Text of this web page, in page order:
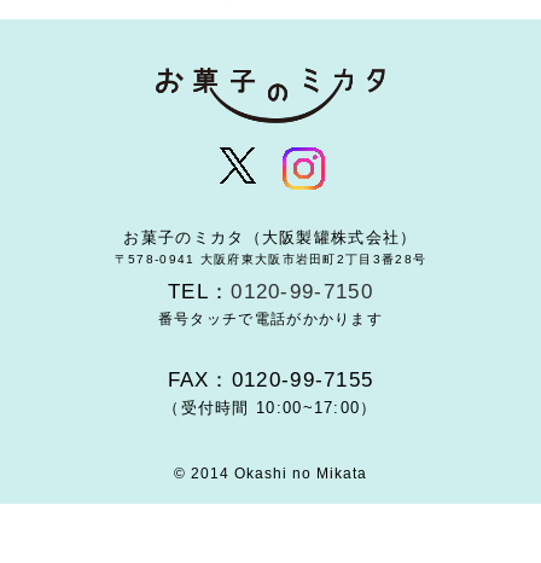
お菓子のミカタ（大阪製罐株式会社）
〒578-0941 大阪府東大阪市岩田町2丁目3番28号
TEL：0120-99-7150
番号タッチで電話がかかります
FAX：0120-99-7155
（受付時間 10:00~17:00）
© 2014 Okashi no Mikata